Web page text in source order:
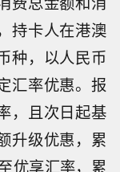
持卡人在港澳
种，以人民币
汇率优惠。报
，且次日起基
升级优惠，累
优享汇率，累